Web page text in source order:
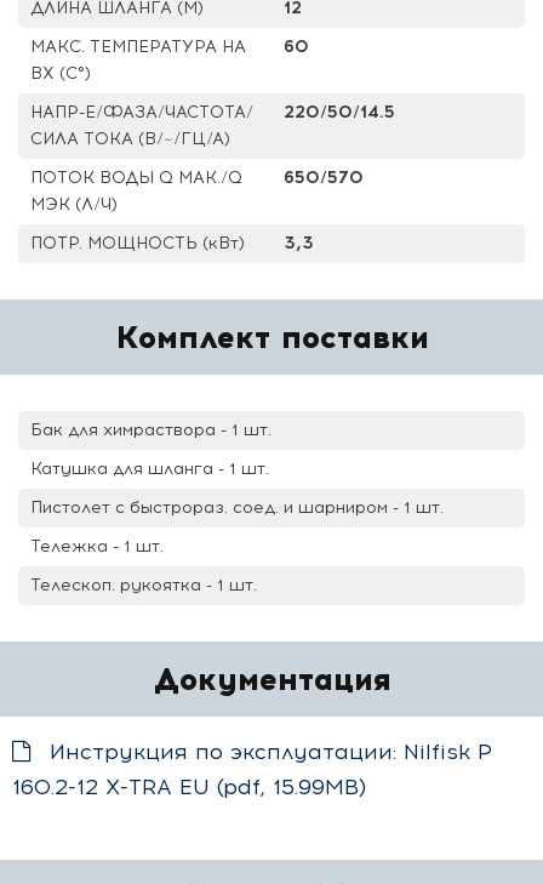
ДЛИНА ШЛАНГА (М)
12
МАКС. ТЕМПЕРАТУРА НА
ВХ (С°)
60
НАПР-Е/ФАЗА/ЧАСТОТА/
СИЛА ТОКА (В/~/ГЦ/А)
220/50/14.5
ПОТОК ВОДЫ Q МАК./Q
МЭК (Л/Ч)
650/570
ПОТР. МОЩНОСТЬ (кВт) 3,3
Комплект поставки
Бак для химраствора - 1 шт.
Катушка для шланга - 1 шт.
Пистолет с быстрораз. соед. и шарниром - 1 шт.
Тележка - 1 шт.
Телескоп. рукоятка - 1 шт.
Документация
Инструкция по эксплуатации: Nilfisk P
160.2-12 X-TRA EU (pdf, 15.99MB)